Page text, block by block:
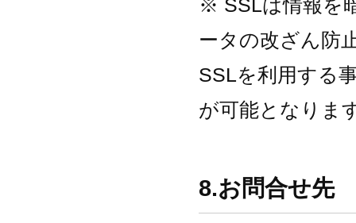
※ SSLは情報を
ータの改ざん防
SSLを利用する
が可能となりま
8.お問合せ先